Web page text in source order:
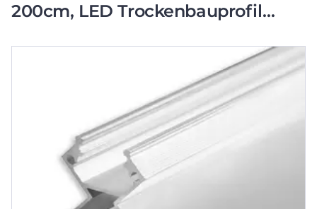
200cm, LED Trockenbauprofil